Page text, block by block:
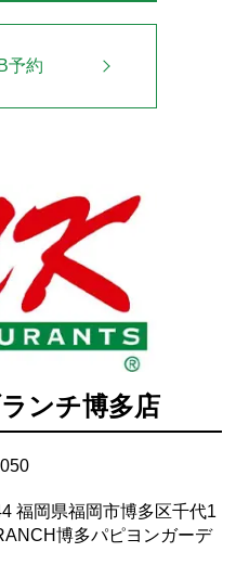
予約
ンチ博多店
福岡県福岡市博多区千代1
博多パピヨンガーデ